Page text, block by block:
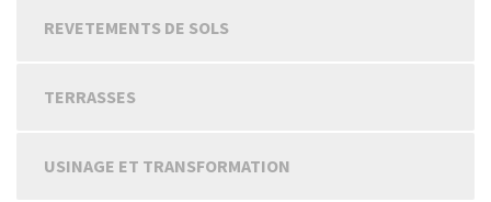
REVETEMENTS DE SOLS
TERRASSES
USINAGE ET TRANSFORMATION